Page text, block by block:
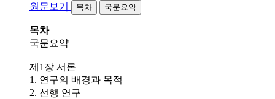
원문보기 목차 국문요약
목차
국문요약
제1장 서론
1. 연구의 배경과 목적
2. 선행 연구